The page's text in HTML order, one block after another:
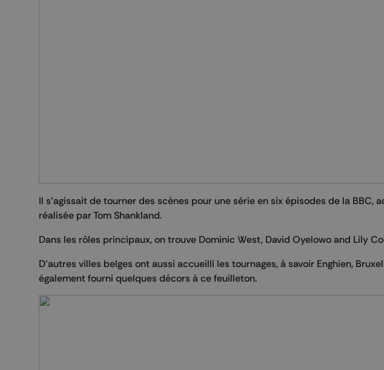
Il s'agissait de tourner des scènes pour une série en six épisodes de la BBC,
réalisée par Tom Shankland.
Dans les rôles principaux, on trouve Dominic West, David Oyelowo and Lily
D’autres villes belges ont aussi accueilli les tournages, à savoir Enghien,
également fourni quelques décors à ce feuilleton.